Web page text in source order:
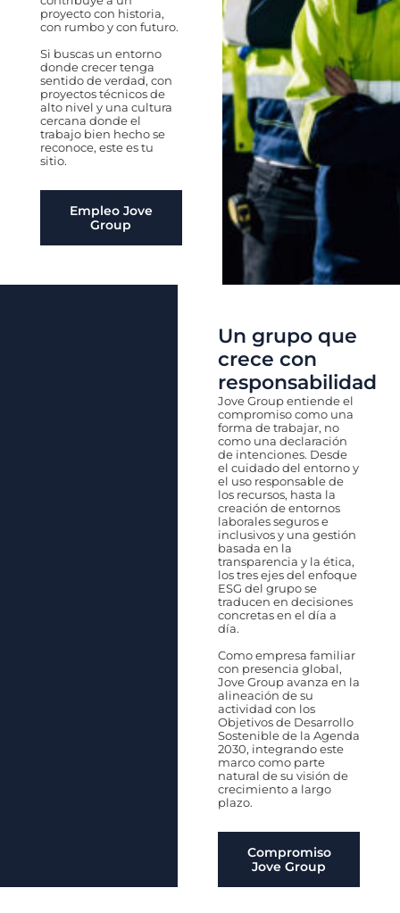
proyecto con historia,
con rumbo y con futuro.
Si buscas un entorno
donde crecer tenga
sentido de verdad, con
proyectos técnicos de
alto nivel y una cultura
cercana donde el
trabajo bien hecho se
reconoce, este es tu
sitio.
Empleo Jove
Group
Un grupo que
crece con
responsabilidad
Jove Group entiende el
compromiso como una
forma de trabajar, no
como una declaración
de intenciones. Desde
el cuidado del entorno y
el uso responsable de
los recursos, hasta la
creación de entornos
laborales seguros e
inclusivos y una gestión
basada en la
transparencia y la ética,
los tres ejes del enfoque
ESG del grupo se
traducen en decisiones
concretas en el día a
día.
Como empresa familiar
con presencia global,
Jove Group avanza en la
alineación de su
actividad con los
Objetivos de Desarrollo
Sostenible de la Agenda
2030, integrando este
marco como parte
natural de su visión de
crecimiento a largo
plazo.
Compromiso
Jove Group